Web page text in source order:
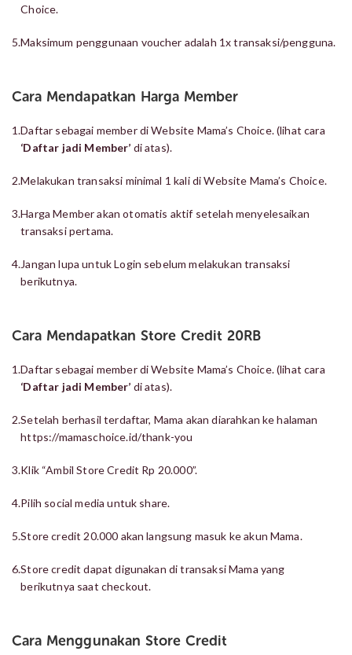
Choice.
5.Maksimum penggunaan voucher adalah 1x transaksi/pengguna.
Cara Mendapatkan Harga Member
1.Daftar sebagai member di Website Mama’s Choice. (lihat cara
‘Daftar jadi Member’ di atas).
2.Melakukan transaksi minimal 1 kali di Website Mama’s Choice.
3.Harga Member akan otomatis aktif setelah menyelesaikan
transaksi pertama.
4.Jangan lupa untuk Login sebelum melakukan transaksi
berikutnya.
Cara Mendapatkan Store Credit 20RB
1.Daftar sebagai member di Website Mama’s Choice. (lihat cara
‘Daftar jadi Member’ di atas).
2.Setelah berhasil terdaftar, Mama akan diarahkan ke halaman
https://mamaschoice.id/thank-you
3.Klik “Ambil Store Credit Rp 20.000”.
4.Pilih social media untuk share.
5.Store credit 20.000 akan langsung masuk ke akun Mama.
6.Store credit dapat digunakan di transaksi Mama yang
berikutnya saat checkout.
Cara Menggunakan Store Credit